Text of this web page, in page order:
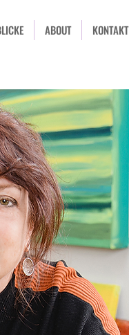
ABOUT KONTAKT